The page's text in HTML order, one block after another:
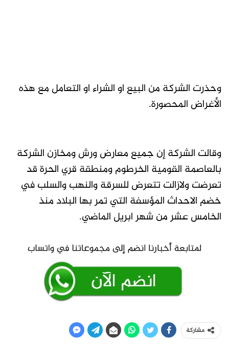
وحذرت الشركة من البيع او الشراء او التعامل مع هذه
الأغراض المحصورة.
وقالت الشركة إن جميع معارض ورش ومخازن الشركة
بالعاصمة القومية الخرطوم ومنطقة قري الحرة قد
تعرضت ولازالت تتعرض للسرقة والنهب والسلب في
خضم الاحداث المؤسفة التي تمر بها البلاد منذ
الخامس عشر من شهر ابريل الماضي.
مشاركة